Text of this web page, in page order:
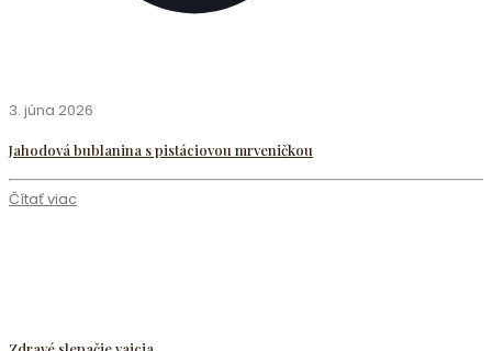
3. júna 2026
Jahodová bublanina s pistáciovou mrveničkou
Čítať viac